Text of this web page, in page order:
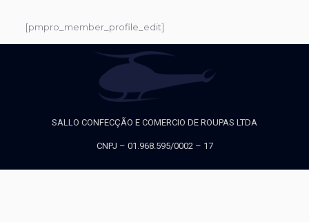
[pmpro_member_profile_edit]
SALLO CONFECÇÃO E COMERCIO DE ROUPAS LTDA
CNPJ – 01.968.595/0002 – 17